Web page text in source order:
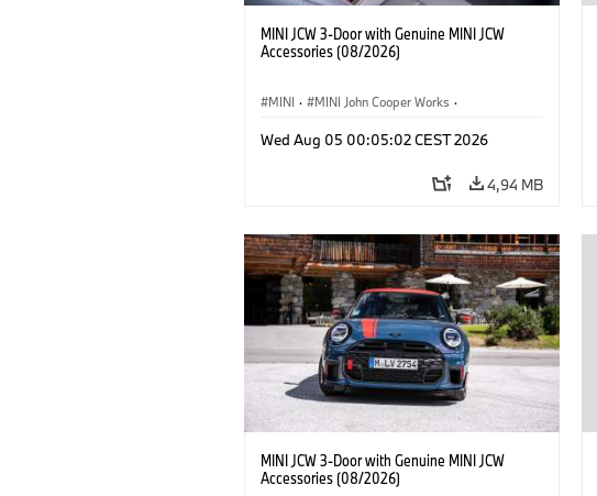
MINI JCW 3-Door with Genuine MINI JCW
Accessories (08/2026)
MINI · MINI John Cooper Works ·
Wed Aug 05 00:05:02 CEST 2026
4,94 MB
MINI JCW 3-Door with Genuine MINI JCW
Accessories (08/2026)